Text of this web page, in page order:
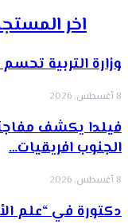
اخر
وزارة التربية تحسم
8 أغسطس, 2026
فيلدا يكشف
الجنوب افريقيات…
8 أغسطس, 2026
دكتورة في “علم